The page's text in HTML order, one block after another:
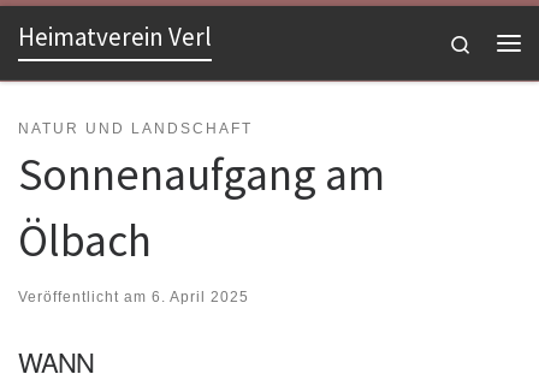
Zum Inhalt springen
Heimatverein Verl
Search
NATUR UND LANDSCHAFT
Sonnenaufgang am
Ölbach
Veröffentlicht am 6. April 2025
WANN